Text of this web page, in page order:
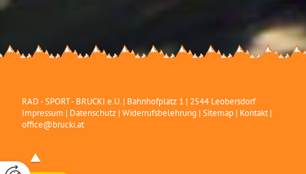
RAD - SPORT - BRUCKI e.U. | Bahnhofplatz 1 | 2544 Leobersdorf
Impressum | Datenschutz |Widerrufsbelehrung |Sitemap | Kontakt|
office@brucki.at